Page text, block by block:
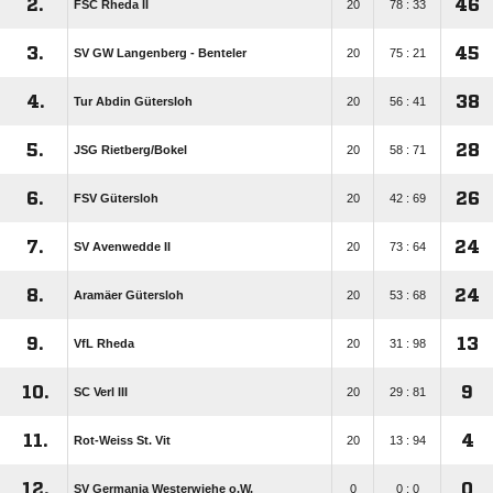
2. FSC Rheda II 20 78 : 33 46
3. SV GW Langenberg - Benteler 20 75 : 21 45
4. Tur Abdin Gütersloh 20 56 : 41 38
5. JSG Rietberg/​Bokel 20 58 : 71 28
6. FSV Gütersloh 20 42 : 69 26
7. SV Avenwedde II 20 73 : 64 24
8. Aramäer Gütersloh 20 53 : 68 24
9. VfL Rheda 20 31 : 98 13
10. SC Verl III 20 29 : 81 9
11. Rot-Weiss St. Vit 20 13 : 94 4
12. SV Germania Westerwiehe o.W. 0 0 : 0 0